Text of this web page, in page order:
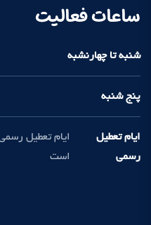
ساعات فعالیت
شنبه تا چهارنشبه
پنج شنبه
ایام تعطیل
رسمی
ایام تعطیل
است